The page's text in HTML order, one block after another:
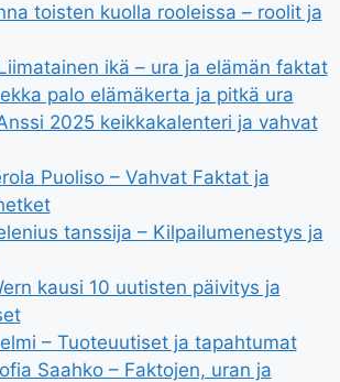
toisten kuolla rooleissa – roolit ja
ikä – ura ja elämän faktat
palo elämäkerta ja pitkä ura
2025 keikkakalenteri ja vahvat
Puoliso – Vahvat Faktat ja
tanssija – Kilpailumenestys ja
kausi 10 uutisten päivitys ja
– Tuoteuutiset ja tapahtumat
Saahko – Faktojen, uran ja